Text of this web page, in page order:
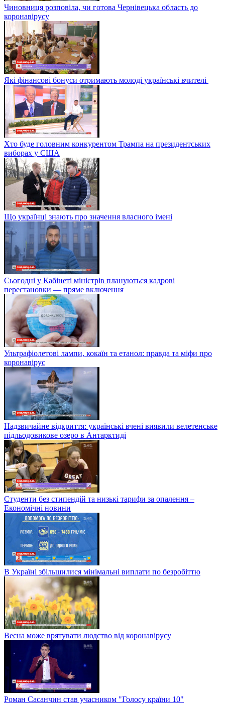
Чиновниця розповіла, чи готова Чернівецька область до
коронавірусу
Які фінансові бонуси отримають молоді українські вчителі
Хто буде головним конкурентом Трампа на президентських
виборах у США
Що українці знають про значення власного імені
Сьогодні у Кабінеті міністрів плануються кадрові
перестановки — пряме включення
Ультрафіолетові лампи, кокаїн та етанол: правда та міфи про
коронавірус
Надзвичайне відкриття: українські вчені виявили велетенське
підльодовикове озеро в Антарктиді
Студенти без стипендій та низькі тарифи за опалення –
Економічні новини
В Україні збільшилися мінімальні виплати по безробіттю
Весна може врятувати людство від коронавірусу
Роман Сасанчин став учасником "Голосу країни 10"